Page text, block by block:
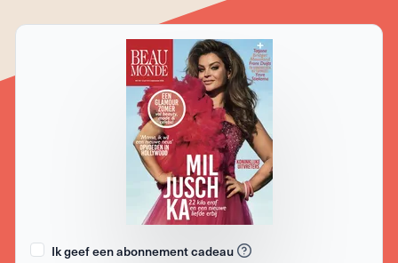
Ik geef een abonnement cadeau